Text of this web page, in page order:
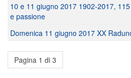
10 e 11 giugno 2017 1902-2017,
e passione
Domenica 11 giugno 2017 XX
Pagina 1 di 3